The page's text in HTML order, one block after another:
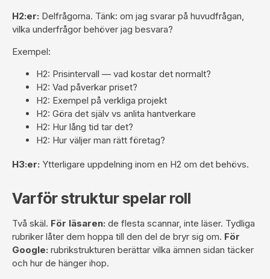
H2:er: Delfrågorna. Tänk: om jag svarar på huvudfrågan,
vilka underfrågor behöver jag besvara?
Exempel:
H2: Prisintervall — vad kostar det normalt?
H2: Vad påverkar priset?
H2: Exempel på verkliga projekt
H2: Göra det själv vs anlita hantverkare
H2: Hur lång tid tar det?
H2: Hur väljer man rätt företag?
H3:er: Ytterligare uppdelning inom en H2 om det behövs.
Varför struktur spelar roll
Två skäl. För läsaren: de flesta scannar, inte läser. Tydliga
rubriker låter dem hoppa till den del de bryr sig om. För
Google: rubrikstrukturen berättar vilka ämnen sidan täcker
och hur de hänger ihop.